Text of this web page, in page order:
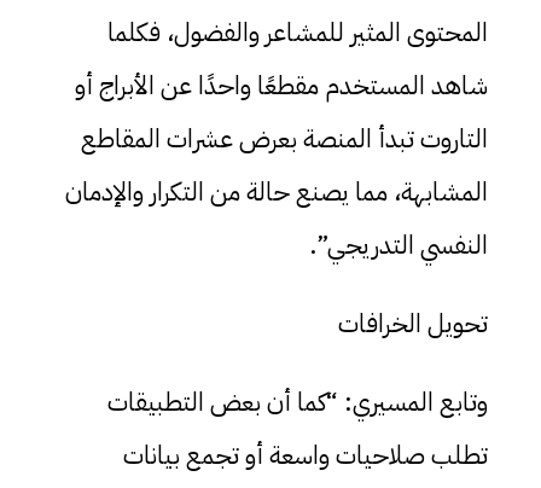
المحتوى المثير للمشاعر والفضول، فكلما
شاهد المستخدم مقطعًا واحدًا عن الأبراج أو
التاروت تبدأ المنصة بعرض عشرات المقاطع
المشابهة، مما يصنع حالة من التكرار والإدمان
النفسي التدريجي”.
تحويل الخرافات
وتابع المسيري: “كما أن بعض التطبيقات
تطلب صلاحيات واسعة أو تجمع بيانات